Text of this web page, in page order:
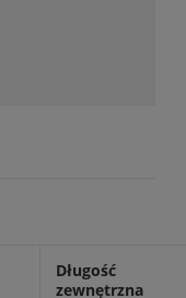
Długość
zewnętrzna